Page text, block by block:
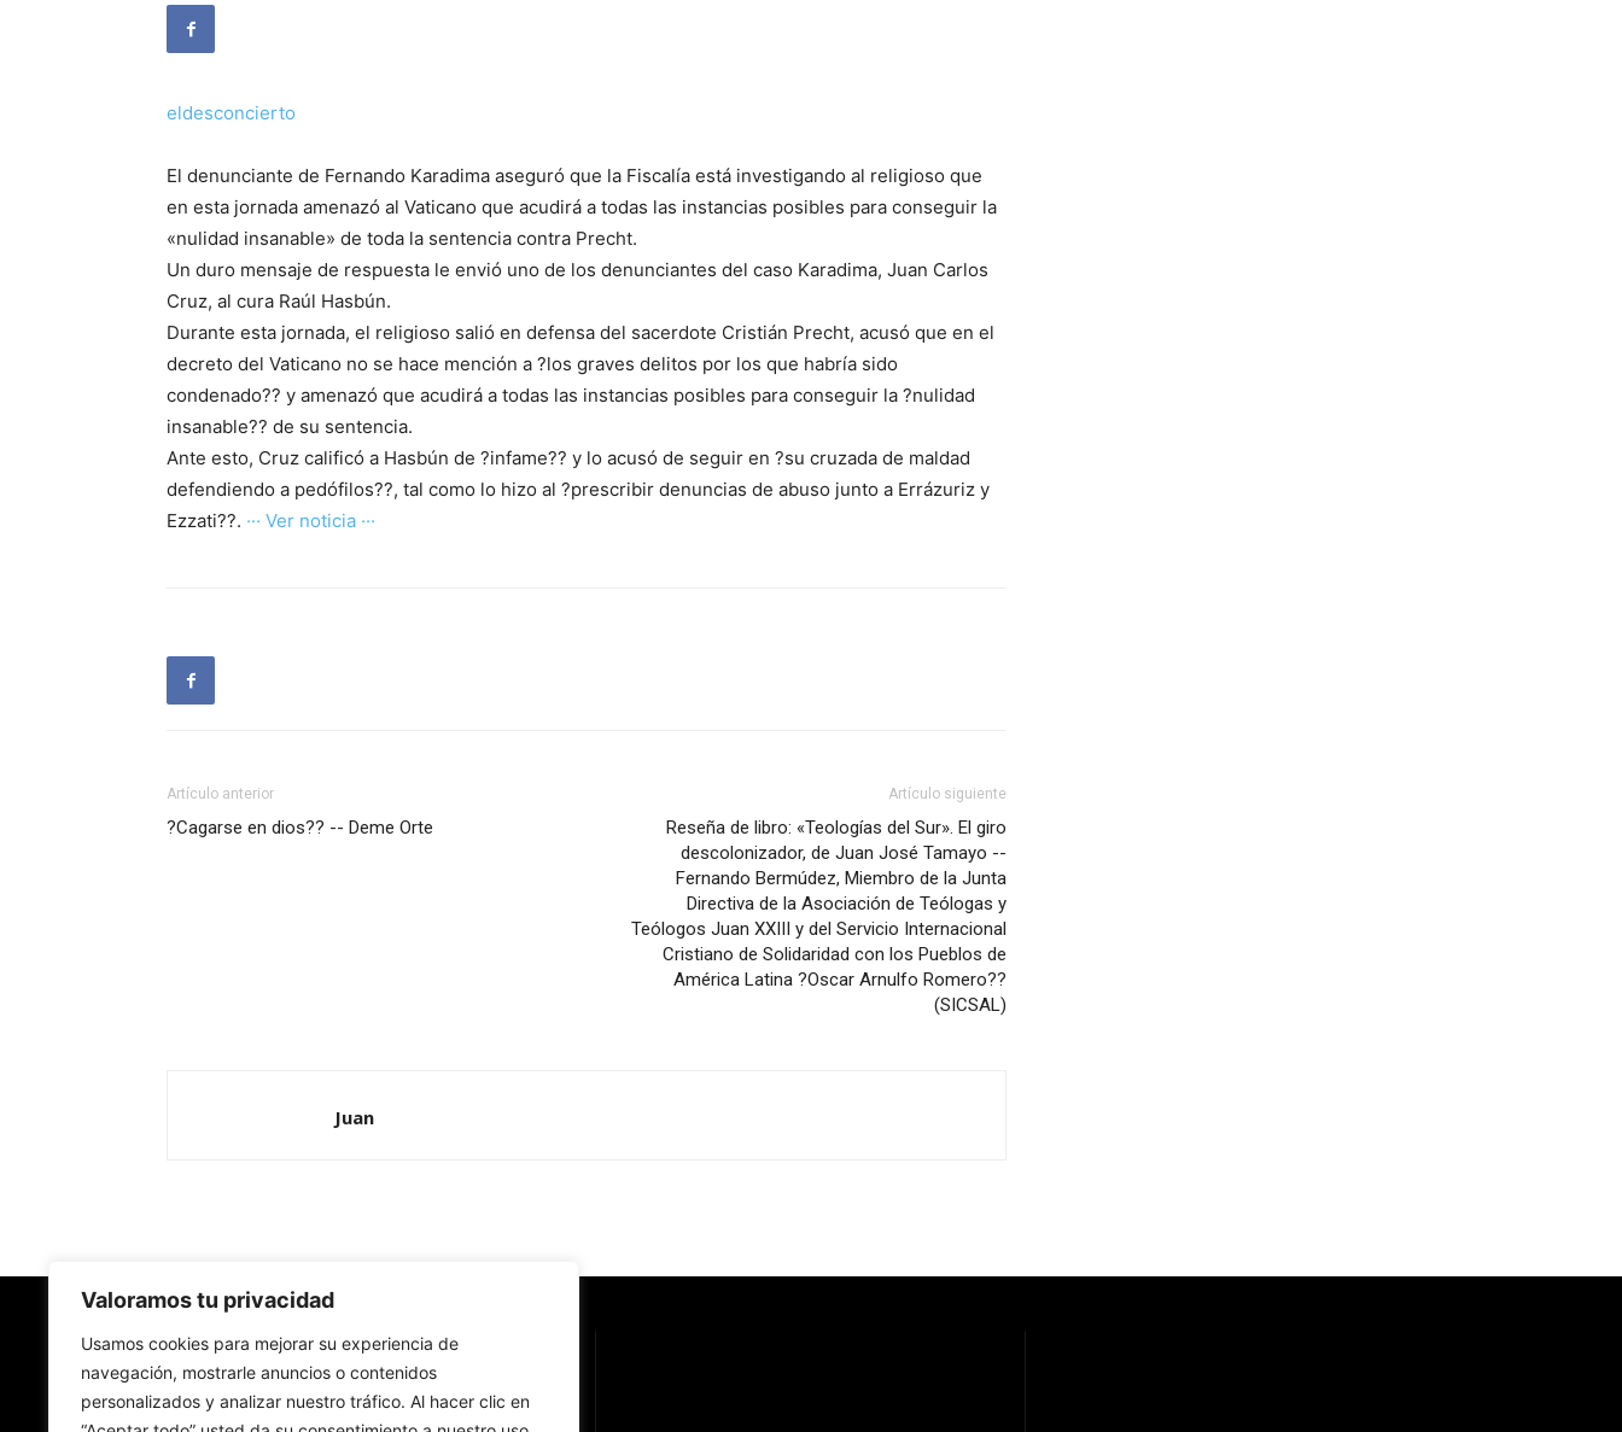
Valoramos tu privacidad
Usamos cookies para mejorar su experiencia de
navegación, mostrarle anuncios o contenidos
personalizados y analizar nuestro tráfico. Al hacer clic en
eldesconcierto
El denunciante de Fernando Karadima aseguró que la Fiscalía está investigando al religioso que
en esta jornada amenazó al Vaticano que acudirá a todas las instancias posibles para conseguir la
«nulidad insanable» de toda la sentencia contra Precht.
Un duro mensaje de respuesta le envió uno de los denunciantes del caso Karadima, Juan Carlos
Cruz, al cura Raúl Hasbún.
Durante esta jornada, el religioso salió en defensa del sacerdote Cristián Precht, acusó que en el
decreto del Vaticano no se hace mención a ?los graves delitos por los que habría sido
condenado?? y amenazó que acudirá a todas las instancias posibles para conseguir la ?nulidad
insanable?? de su sentencia.
Ante esto, Cruz calificó a Hasbún de ?infame?? y lo acusó de seguir en ?su cruzada de maldad
defendiendo a pedófilos??, tal como lo hizo al ?prescribir denuncias de abuso junto a Errázuriz y
Ezzati??. ··· Ver noticia ···
Artículo anterior
?Cagarse en dios?? -- Deme Orte
Artículo siguiente
Reseña de libro: «Teologías del Sur». El giro
descolonizador, de Juan José Tamayo --
Fernando Bermúdez, Miembro de la Junta
Directiva de la Asociación de Teólogas y
Teólogos Juan XXIII y del Servicio Internacional
Cristiano de Solidaridad con los Pueblos de
América Latina ?Oscar Arnulfo Romero??
(SICSAL)
Juan
Redes Cristianas